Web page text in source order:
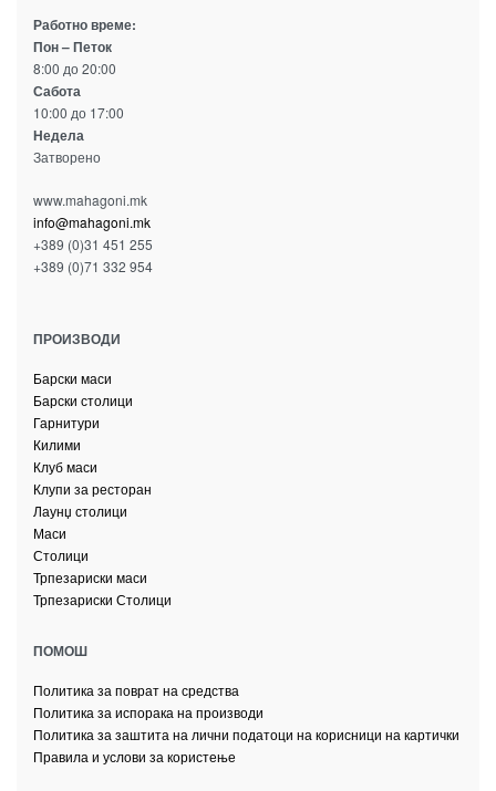
Работно време:
Пон – Петок
8:00 до 20:00
Сабота
10:00 до 17:00
Недела
Затворено
www.mahagoni.mk
info@mahagoni.mk
+389 (0)31 451 255
+389 (0)71 332 954
ПРОИЗВОДИ
Барски маси
Барски столици
Гарнитури
Килими
Клуб маси
Клупи за ресторан
Лаунџ столици
Маси
Столици
Трпезариски маси
Трпезариски Столици
ПОМОШ
Политика за поврат на средства
Политика за испорака на производи
Политика за заштита на лични податоци на корисници на картички
Правила и услови за користење